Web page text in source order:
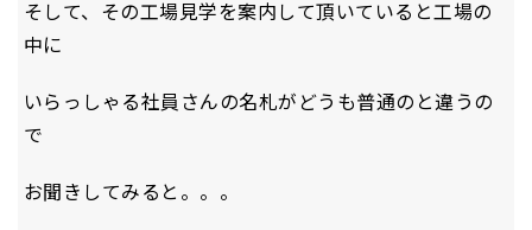
そして、その工場見学を案内して頂いていると工場の
中に
いらっしゃる社員さんの名札がどうも普通のと違うの
で
お聞きしてみると。。。